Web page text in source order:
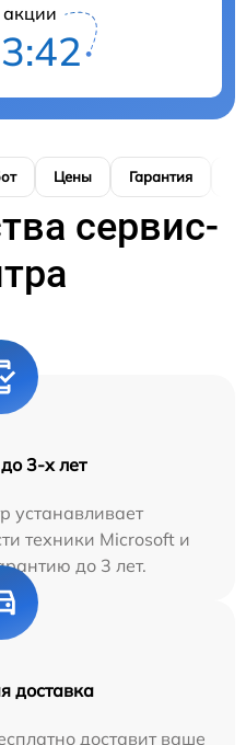
Цены Гарантия
сервис-
3-х лет
устанавливает
техники Microsoft и
до 3 лет.
доставка
доставит ваше